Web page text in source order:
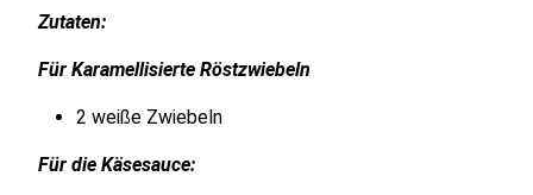
Zutaten:
Für Karamellisierte Röstzwiebeln
2 weiße Zwiebeln
Für die Käsesauce: